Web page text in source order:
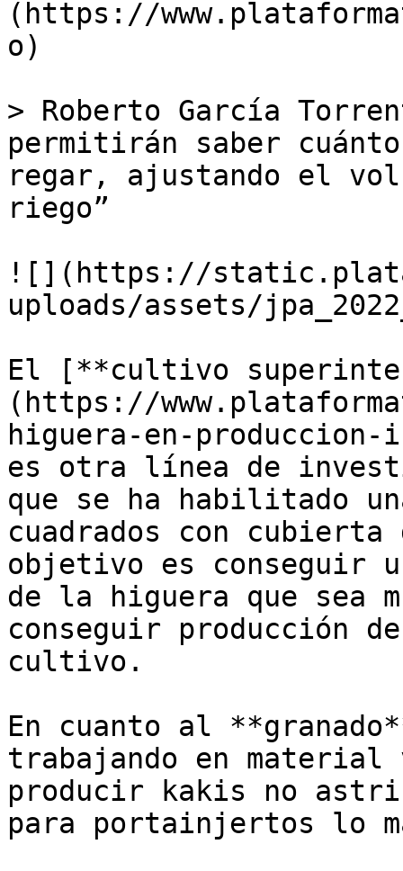
(https://
o)
> Roberto García
permitirán saber
regar, ajustando el
riego”
![](https://
uploads/assets/
El [**cultivo
(https://
higuera-en-
es otra línea de
que se ha habilitado
cuadrados con
objetivo es conseguir
de la higuera que sea
conseguir producción
cultivo.
En cuanto al
trabajando en material
producir kakis no
para portainjertos lo